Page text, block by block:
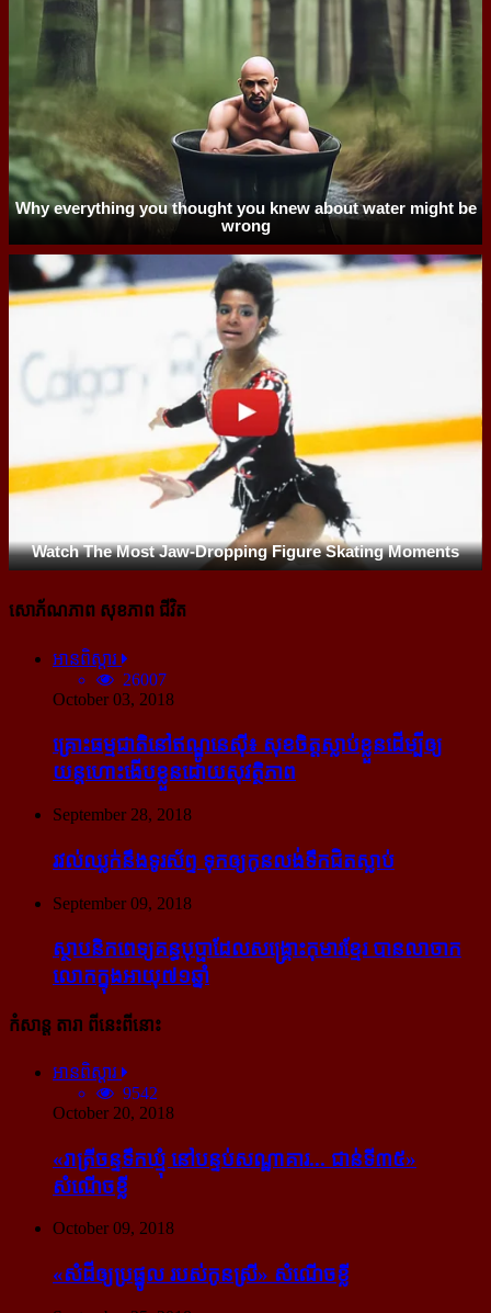
សោភ័ណភាព សុខភាព ជីវិត
អានពិស្ដារ
26007
October 03, 2018
គ្រោះធម្មជាតិនៅឥណ្ឌូនេស៊ី៖ សុខចិត្ត​ស្លាប់​ខ្លួន​ដើម្បី​ឲ្យ​
យន្ដហោះ​ងើប​ខ្លួន​ដោយ​សុវត្ថិភាព
September 28, 2018
រវល់​ឈ្លក់​នឹង​ទូរស័ព្ទ ទុក​ឲ្យ​កូន​លង់​ទឹក​ជិត​ស្លាប់
September 09, 2018
ស្ថាបនិក​ពេទ្យ​គន្ធបុប្ផា​ដែល​សង្គ្រោះ​កុមារ​ខ្មែរ​ បាន​លាចាក​
លោក​ក្នុង​អាយុ​៧១ឆ្នាំ
កំសាន្ដ តារា ពីនេះពីនោះ
អានពិស្ដារ
9542
October 20, 2018
«រាត្រីចន្ទទឹកឃ្មុំ នៅបន្ទប់សណ្ឋាគារ... ជាន់ទី៣៥»
សំណើចខ្លី
October 09, 2018
«សំដី​ឲ្យ​ប្រផ្នូល របស់​កូនស្រី» សំណើចខ្លី